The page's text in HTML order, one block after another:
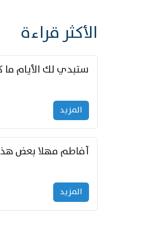
الأكثر قراءة
المزید
المزید